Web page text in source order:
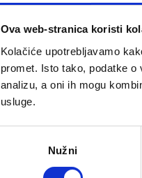
Ova web-stranica koristi
Kolačiće upotrebljavamo
promet. Isto tako, podatke
analizu, a oni ih mogu
usluge.
Nužni